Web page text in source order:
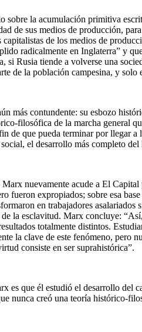
sobre la acumulación primitiva
de sus medios de producción,
de los medios de
radicalmente en Inglaterra” y
si Rusia tiende a volverse una
de la población campesina, y solo
más contundente: su esbozo
filosófica de la marcha general
de que pueda terminar por llegar
el desarrollo más completo del
nuevamente acude a El
fueron expropiados; sobre esa
en trabajadores
la esclavitud. Marx concluye:
totalmente distintos.
la clave de este fenómeno, pero
consiste en ser suprahistórica”.
es que él estudió el desarrollo del
nunca creó una teoría histórico-